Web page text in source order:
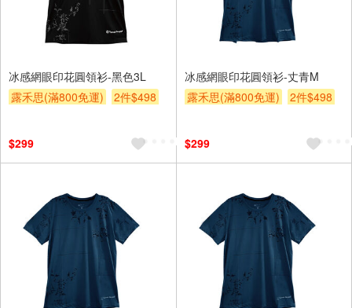
冰感網眼印花圓領衫-黑色3L
露禾思(滿800免運)
2件$498
$299
冰感網眼印花圓領衫-丈青M
露禾思(滿800免運)
2件$498
$299